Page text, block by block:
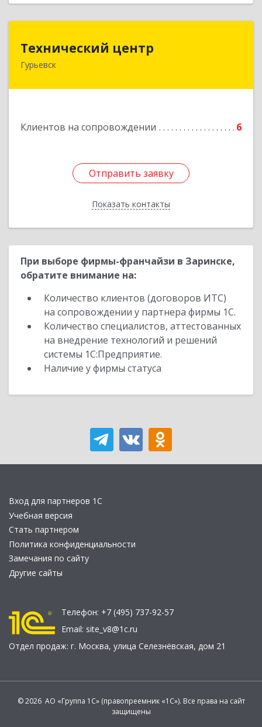
Технический центр
Гурьевск
Клиентов на сопровождении 6
Отправить заявку
Показать контакты
Отправить заявку
Назад
При выборе фирмы-франчайзи в Заринске,
обратите внимание на:
Количество клиентов (договоров ИТС)
на сопровождении у партнера фирмы 1С.
Количество специалистов, аттестованных
на внедрение технологий и решений
системы 1С:Предприятие.
Наличие у фирмы статуса
Вход для партнеров 1С
Учебная версия
Стать партнером
Политика конфиденциальности
Замечания по сайту
Другие сайты
Телефон: +7 (495) 737-92-57
Email: site_v8@1c.ru
Отдел продаж: г. Москва, улица Селезнёвская, дом 21
© 2026 АО «Группа 1С» (правопреемник «1С»). Все права на сайт
защищены